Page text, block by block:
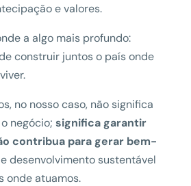
e valores.
a algo mais profundo:
construir juntos o país onde
no nosso caso, não significa
negócio; significa garantir
contribua para gerar bem-
desenvolvimento sustentável
onde atuamos.